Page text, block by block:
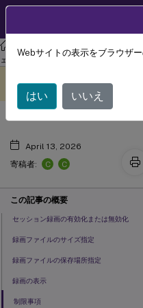
リナックス バーチャル デリバ
ェント 2311
翻訳されています。
セッション録画
April 13, 2026
寄稿者:
C C
この記事の概要
セッション録画の有効化または無効化
録画ファイルのサイズ指定
録画ファイルの保存場所指定
録画の表示
制限事項
Webサイトの表示をブラウザ
はい いいえ